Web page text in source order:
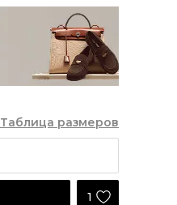
Таблица размеров
1